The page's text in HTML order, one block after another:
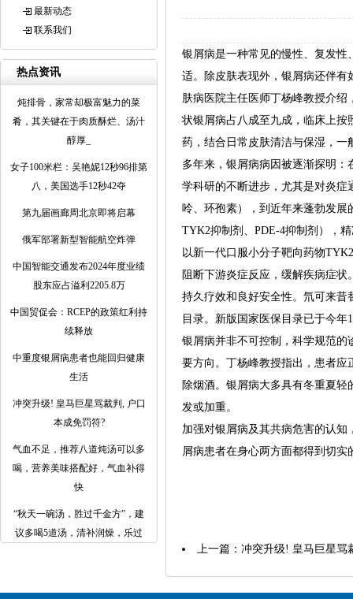
最新动态
联系我们
热点资讯
炖排骨，家常却极富魅力的菜
肴，其关键在于肉质酥烂、汤汁
醇厚_
女子100米栏：吴艳妮12秒96排第
八，美国选手12秒42夺
第九届画廊周北京即将启幕
俄军部署新型智能航空炸弹
中国智能交通发布2024年度业绩
股东应占溢利2205.8万
中国贸促会：RCEP的政策红利持
续释放
中重度银屑病患者也能回归健康
生活
冲突升级! 皇马巨星骂裁判, 户口
本成免罚符?
气血不足，推荐八道炖汤可以多
喝，营养美味搭配好，气血补得
快
​“秋天一碗汤，胜过千金方”，建
议多喝5道汤，清补润燥，乐过
银屑病是一种常见的慢性、复发
适。除皮肤表现外，银屑病还伴
肤病医院主任医师丁杨峰教授介绍
状银屑病占八成至九成，临床上
药，结合日常皮肤清洁与保湿，
多年来，银屑病病因被逐渐探明
学科研的不断进步，尤其是对炎
呤、环孢素），到近年来蓬勃发
TYK2抑制剂、PDE-4抑制剂），
以新一代口服小分子靶向药物
阻断下游炎症反应，缓解疾病症
持久疗效和良好安全性。氘可来昔
目录。新版国家医保目录已于今年
银屑病并非不可控制，科学规范
要方向。丁杨峰教授指出，患者
除烟酒。银屑病大多具有冬重夏
发或加重。
加强对银屑病及其共病危害的认
屑病患者在身心两方面都得到切
上一篇： 冲突升级! 皇马巨星骂